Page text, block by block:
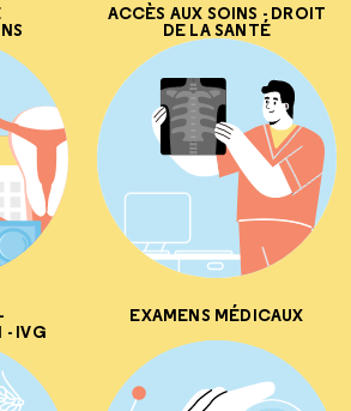
ACCÈS AUX SOINS - DROIT
DE LA SANTÉ
- IVG
EXAMENS MÉDICAUX